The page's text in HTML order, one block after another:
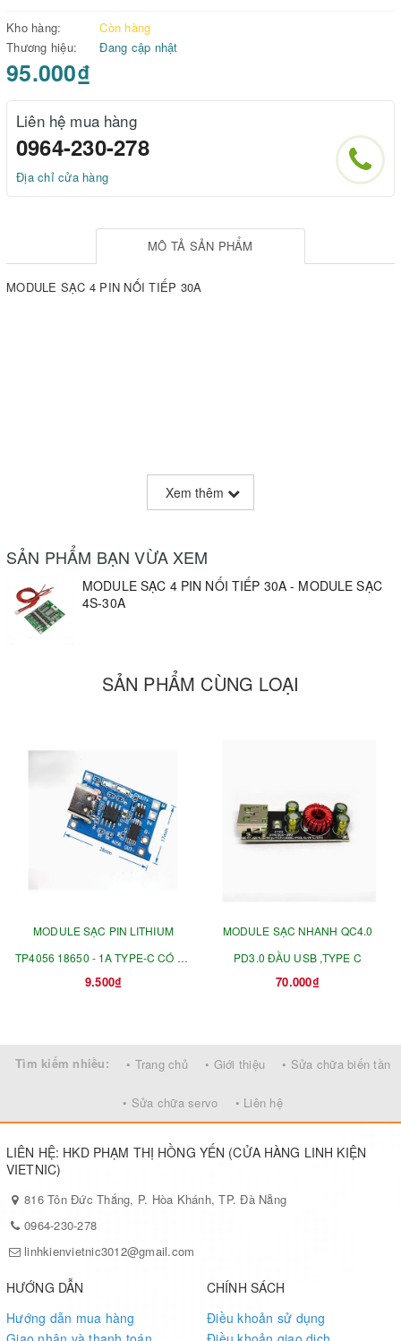
Kho hàng:
Còn hàng
Thương hiệu:
Đang cập nhật
95.000₫
Liên hệ mua hàng
0964-230-278
Địa chỉ cửa hàng
MÔ TẢ SẢN PHẨM
MODULE SẠC 4 PIN NỐI TIẾP 30A
Xem thêm
SẢN PHẨM BẠN VỪA XEM
MODULE SẠC 4 PIN NỐI TIẾP 30A - MODULE SẠC
4S-30A
SẢN PHẨM CÙNG LOẠI
MODULE SẠC PIN LITHIUM
TP4056 18650 - 1A TYPE-C CÓ BV
NGẮN MẠCH+ QUÁ TẢI ĐẦU
9.500₫
MODULE SẠC NHANH QC4.0
PD3.0 ĐẦU USB ,TYPE C
70.000₫
Tìm kiếm nhiều: • Trang chủ • Giới thiệu • Sửa chữa biến tần
• Sửa chữa servo • Liên hệ
LIÊN HỆ: HKD PHẠM THỊ HỒNG YẾN (CỬA HÀNG LINH KIỆN
VIETNIC)
816 Tôn Đức Thắng, P. Hòa Khánh, TP. Đà Nẵng
0964-230-278
linhkienvietnic3012@gmail.com
HƯỚNG DẪN
Hướng dẫn mua hàng
CHÍNH SÁCH
Điều khoản sử dụng